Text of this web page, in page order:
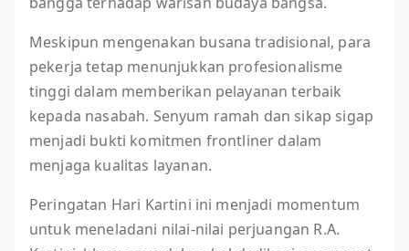
Meskipun mengenakan busana tradisional, para
pekerja tetap menunjukkan profesionalisme
tinggi dalam memberikan pelayanan terbaik
kepada nasabah. Senyum ramah dan sikap sigap
menjadi bukti komitmen frontliner dalam
menjaga kualitas layanan.
Peringatan Hari Kartini ini menjadi momentum
untuk meneladani nilai-nilai perjuangan R.A.